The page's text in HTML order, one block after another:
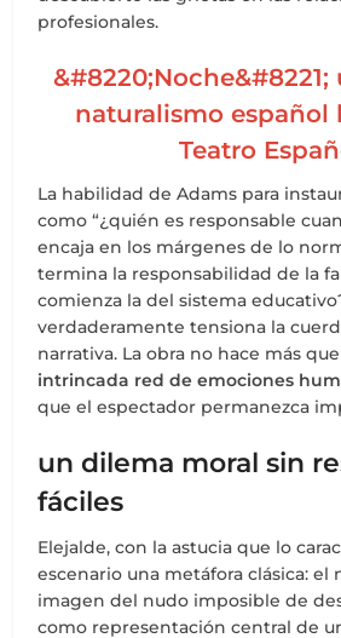
profesionales.
naturalismo español
Teatro
La habilidad de Adams para
como “¿quién es responsable
encaja en los márgenes de lo
termina la responsabilidad de la
comienza la del sistema
verdaderamente tensiona la
narrativa. La obra no hace más
intrincada red de emociones
que el espectador permanezca
un dilema moral sin
fáciles
Elejalde, con la astucia que lo
escenario una metáfora clásica: el
imagen del nudo imposible de
como representación central de